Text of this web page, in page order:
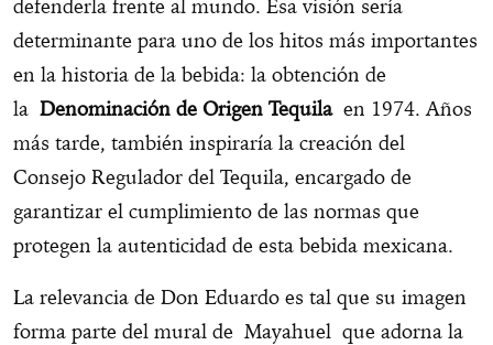
defenderla frente al mundo. Esa visión sería
determinante para uno de los hitos más importantes
en la historia de la bebida: la obtención de
la Denominación de Origen Tequilaen 1974. Años
más tarde, también inspiraría la creación del
Consejo Regulador del Tequila, encargado de
garantizar el cumplimiento de las normas que
protegen la autenticidad de esta bebida mexicana.
La relevancia de Don Eduardo es tal que su imagen
forma parte del mural de Mayahuel que adorna la